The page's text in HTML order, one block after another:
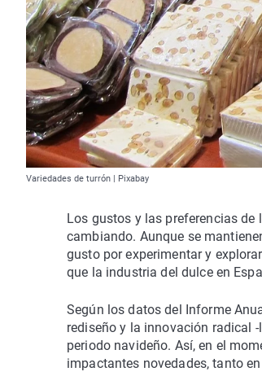
Variedades de turrón | Pixabay
Los gustos y las preferencias
cambiando. Aunque se
gusto por experimentar y
que la industria del dulce en
Según los datos del Informe
rediseño y la innovación radical
periodo navideño. Así, en el
impactantes novedades, tanto